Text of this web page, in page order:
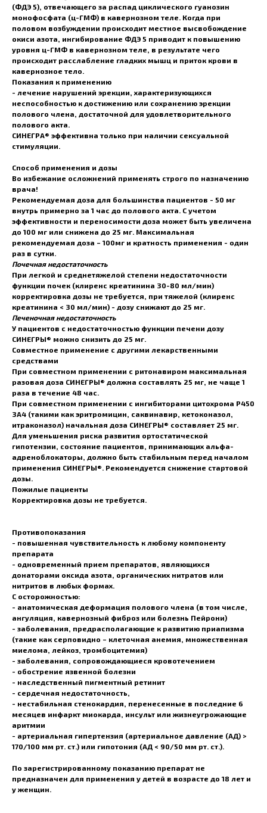
(ФДЭ 5), отвечающего за распад циклического гуанозин
монофосфата (ц-ГМФ) в кавернозном теле. Когда при
половом возбуждении происходит местное высвобождение
окиси азота, ингибирование ФДЭ 5 приводит к повышению
уровня ц-ГМФ в кавернозном теле, в результате чего
происходит расслабление гладких мышц и приток крови в
кавернозное тело.
Показания к применению
- лечение нарушений эрекции, характеризующихся
неспособностью к достижению или сохранению эрекции
полового члена, достаточной для удовлетворительного
полового акта.
СИНЕГРА® эффективна только при наличии сексуальной
стимуляции.
Способ применения и дозы
Во избежание осложнений применять строго по назначению
врача!
Рекомендуемая доза для большинства пациентов - 50 мг
внутрь примерно за 1 час до полового акта. С учетом
эффективности и переносимости доза может быть увеличена
до 100 мг или снижена до 25 мг. Максимальная
рекомендуемая доза – 100мг и кратность применения - один
раз в сутки.
Почечная недостаточность
При легкой и среднетяжелой степени недостаточности
функции почек (клиренс креатинина 30-80 мл/мин)
корректировка дозы не требуется, при тяжелой (клиренс
креатинина < 30 мл/мин) - дозу снижают до 25 мг.
Печеночная недостаточность
У пациентов с недостаточностью функции печени дозу
СИНЕГРЫ® можно снизить до 25 мг.
Совместное применение с другими лекарственными
средствами
При совместном применении с ритонавиром максимальная
разовая доза СИНЕГРЫ® должна составлять 25 мг, не чаще 1
раза в течение 48 час.
При совместном применении с ингибиторами цитохрома Р450
3А4 (такими как эритромицин, саквинавир, кетоконазол,
итраконазол) начальная доза СИНЕГРЫ® составляет 25 мг.
Для уменьшения риска развития ортостатической
гипотензии, состояние пациентов, принимающих альфа-
адреноблокаторы, должно быть стабильным перед началом
применения СИНЕГРЫ®. Рекомендуется снижение стартовой
дозы.
Пожилые пациенты
Корректировка дозы не требуется.
Противопоказания
- повышенная чувствительность к любому компоненту
препарата
- одновременный прием препаратов, являющихся
донаторами оксида азота, органических нитратов или
нитритов в любых формах.
С осторожностью:
- анатомическая деформация полового члена (в том числе,
ангуляция, кавернозный фиброз или болезнь Пейрони)
- заболевания, предрасполагающие к развитию приапизма
(такие как серповидно – клеточная анемия, множественная
миелома, лейкоз, тромбоцитемия)
- заболевания, сопровождающиеся кровотечением
- обострение язвенной болезни
- наследственный пигментный ретинит
- сердечная недостаточность,
- нестабильная стенокардия, перенесенные в последние 6
месяцев инфаркт миокарда, инсульт или жизнеугрожающие
аритмии
- артериальная гипертензия (артериальное давление (АД) >
170/100 мм рт. ст.) или гипотония (АД < 90/50 мм рт. ст.).
По зарегистрированному показанию препарат не
предназначен для применения у детей в возрасте до 18 лет и
у женщин.